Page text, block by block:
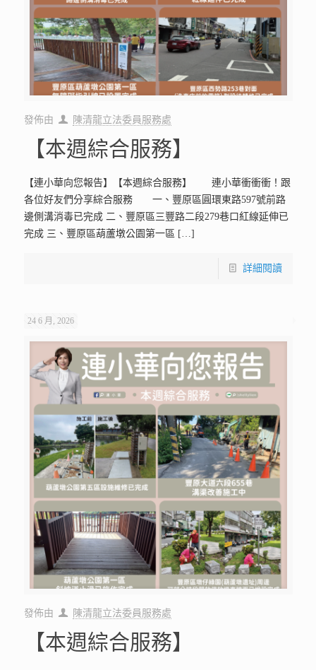
發佈由 陳清龍立法委員服務處
【本週綜合服務】
【連小華向您報告】【本週綜合服務】 連小華衝衝衝！跟
各位好友們分享綜合服務 一、豐原區圓環東路597號前路
邊側溝消毒已完成 二、豐原區三豐路二段279巷口紅線延伸已
完成 三、豐原區葫蘆墩公園第一區 […]
詳細閱讀
24 6 月, 2026
發佈由 陳清龍立法委員服務處
【本週綜合服務】